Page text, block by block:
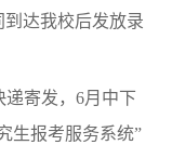
达我校后发放录
递寄发，6月中下
生报考服务系统”